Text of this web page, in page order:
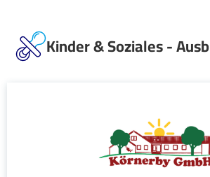
Kinder & Soziales -